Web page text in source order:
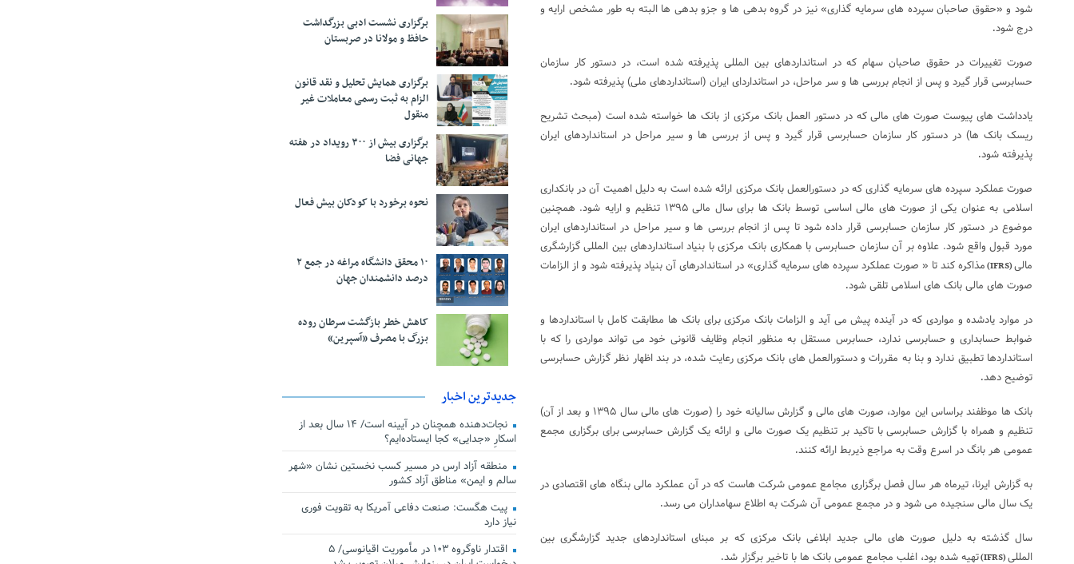
شود و «حقوق صاحبان سپرده های سرمایه گذاری» نیز در گروه بدهی ها و جزو بدهی ها البته به طور مشخص ارایه و
درج شود.
صورت تغییرات در حقوق صاحبان سهام که در استانداردهای بین المللی پذیرفته شده است، در دستور کار سازمان
حسابرسی قرار گیرد و پس از انجام بررسی ها و سر مراحل، در استانداردای ایران (استانداردهای ملی) پذیرفته شود.
یادداشت های پیوست صورت های مالی که در دستور العمل بانک مرکزی از بانک ها خواسته شده است (مبحث تشریح
ریسک بانک ها) در دستور کار سازمان حسابرسی قرار گیرد و پس از بررسی ها و سیر مراحل در استانداردهای ایران
پذیرفته شود.
صورت عملکرد سپرده های سرمایه گذاری که در دستورالعمل بانک مرکزی ارائه شده است به دلیل اهمیت آن در بانکداری
اسلامی به عنوان یکی از صورت های مالی اساسی توسط بانک ها برای سال مالی ۱۳۹۵ تنظیم و ارایه شود. همچنین
موضوع در دستور کار سازمان حسابرسی قرار داده شود تا پس از انجام بررسی ها و سیر مراحل در استانداردهای ایران
مورد قبول واقع شود. علاوه بر آن سازمان حسابرسی با همکاری بانک مرکزی با بنیاد استانداردهای بین المللی گزارشگری
مالی(IFRS)مذاکره کند تا « صورت عملکرد سپرده های سرمایه گذاری» در استاندادرهای آن بنیاد پذیرفته شود و از الزامات
صورت های مالی بانک های اسلامی تلقی شود.
در موارد یادشده و مواردی که در آینده پیش می آید و الزامات بانک مرکزی برای بانک ها مطابقت کامل با استانداردها و
ضوابط حسابداری و حسابرسی ندارد، حسابرس مستقل به منظور انجام وظایف قانونی خود می تواند مواردی را که با
استانداردها تطبیق ندارد و بنا به مقررات و دستورالعمل های بانک مرکزی رعایت شده، در بند اظهار نظر گزارش حسابرسی
توضیح دهد.
بانک ها موظفند براساس این موارد، صورت های مالی و گزارش سالیانه خود را (صورت های مالی سال ۱۳۹۵ و بعد از آن)
تنظیم و همراه با گزارش حسابرسی با تاکید بر تنظیم یک صورت مالی و ارائه یک گزارش حسابرسی برای برگزاری مجمع
عمومی هر بانگ در اسرع وقت به مراجع ذیربط ارائه کنند.
به گزارش ایرنا، تیرماه هر سال فصل برگزاری مجامع عمومی شرکت هاست که در آن عملکرد مالی بنگاه های اقتصادی در
یک سال مالی سنجیده می شود و در مجمع عمومی آن شرکت به اطلاع سهامداران می رسد.
سال گذشته به دلیل صورت های مالی جدید ابلاغی بانک مرکزی که بر مبنای استانداردهای جدید گزارشگری بین
المللی(IFRS)تهیه شده بود، اغلب مجامع عمومی بانک ها با تاخیر برگزار شد.
برگزاری نشست ادبی بزرگداشت
حافظ و مولانا در صربستان
برگزاری همایش تحلیل و نقد قانون
الزام به ثبت رسمی معاملات غیر
منقول
برگزاری بیش از ۳۰۰ رویداد در هفته
جهانی فضا
نحوه برخورد با کودکان بیش فعال
۱۰ محقق دانشگاه مراغه در جمع ۲
درصد دانشمندان جهان
کاهش خطر بازگشت سرطان روده
بزرگ با مصرف «آسپرین»
جدیدترین اخبار
نجات‌دهنده‌ همچنان در آیینه است/ ۱۴ سال بعد از
اسکارِ «جدایی» کجا ایستاده‌ایم؟
منطقه آزاد ارس در مسیر کسب نخستین نشان «شهر
سالم و ایمن» مناطق آزاد کشور
پیت هگست: صنعت دفاعی آمریکا به تقویت فوری
نیاز دارد
اقتدار ناوگروه ۱۰۳ در مأموریت‌ اقیانوسی/ ۵